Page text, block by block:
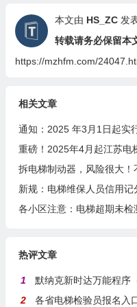
本文由 HS_ZC发
转载请务必保留本
https://mzhfm.com/
相关文章
拆电梯制动器，风险很大！
新规：电梯维保人员信用
热评文章
1
默纳克新时达万能程序
2
各省电梯检验员报名入